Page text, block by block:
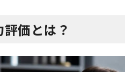
価とは？